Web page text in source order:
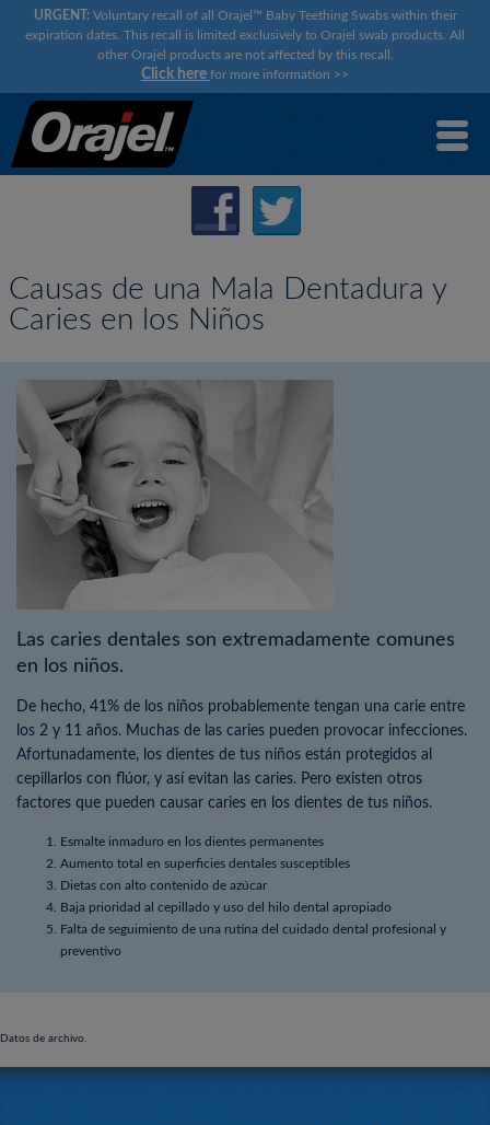
URGENT:Voluntary recall of all Orajel™ Baby Teething Swabs within their
expiration dates. This recall is limited exclusively to Orajel swab products. All
other Orajel products are not affected by this recall.
Click here for more information >>
Causas de una Mala Dentadura y
Caries en los Niños
Las caries dentales son extremadamente comunes
en los niños.
De hecho, 41% de los niños probablemente tengan una carie entre
los 2 y 11 años. Muchas de las caries pueden provocar infecciones.
Afortunadamente, los dientes de tus niños están protegidos al
cepillarlos con flúor, y así evitan las caries. Pero existen otros
factores que pueden causar caries en los dientes de tus niños.
Esmalte inmaduro en los dientes permanentes
Aumento total en superficies dentales susceptibles
Dietas con alto contenido de azúcar
Baja prioridad al cepillado y uso del hilo dental apropiado
Falta de seguimiento de una rutina del cuidado dental profesional y
preventivo
Datos de archivo.